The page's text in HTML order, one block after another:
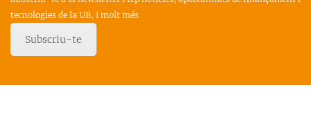
tecnologies de la UB, i molt més
Subscriu-te